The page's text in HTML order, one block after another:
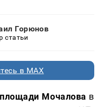
Горюнов
статьи
в MAX
Мочалова в